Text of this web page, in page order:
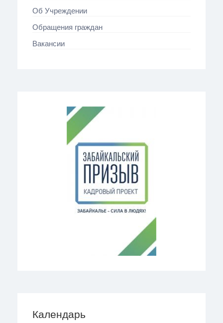
Об Учреждении
Обращения граждан
Вакансии
Календарь